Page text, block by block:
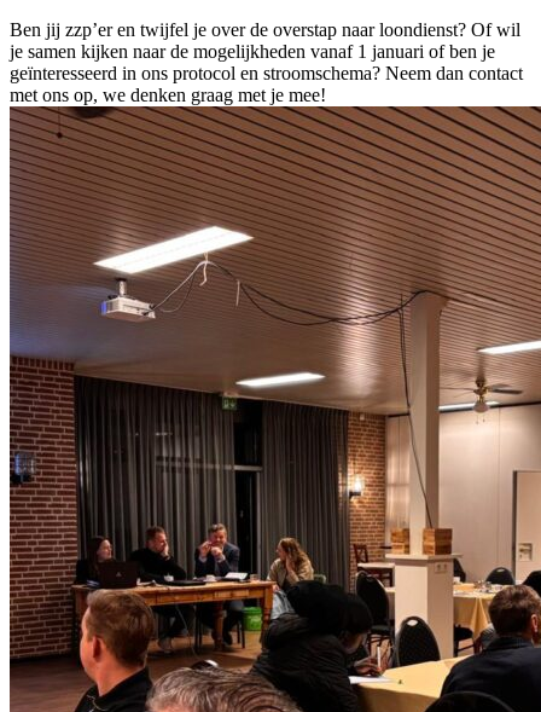
Ben jij zzp’er en twijfel je over de overstap naar loondienst? Of wil
je samen kijken naar de mogelijkheden vanaf 1 januari of ben je
geïnteresseerd in ons protocol en stroomschema? Neem dan contact
met ons op, we denken graag met je mee!